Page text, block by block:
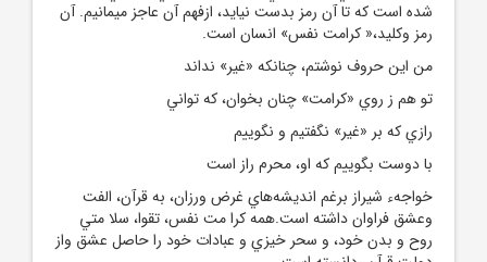
شده است که تا آن رمز بدست نيايد، ازفهم آن عاجز ميمانيم. آن
رمز وکليد،« کرامت نفس» انسان است.
من اين حروف نوشتم، چنانکه «غير» نداند
تو هم ز روي «کرامت» چنان بخوان، که تواني
رازي که بر «غير» نگفتيم و نگوييم
با دوست بگوييم که او، محرم راز است
خواجهء شيراز برغم انديشه‌هاي غرض ورزان، به قرآن، الفت
وعشق فراوان داشته است.همه کرا مت نفس، تقوا، سلا متي
روح و بدن خود، و سحر خيزي و عبادات خود را حاصل عشق واز